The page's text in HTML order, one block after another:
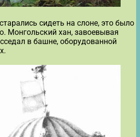
сидеть на слоне, это было
Монгольский хан, завоевывая
в башне, оборудованной